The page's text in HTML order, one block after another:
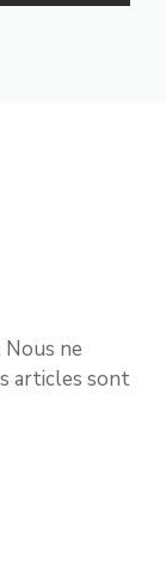
ne
articles sont